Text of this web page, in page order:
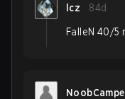
lcz 84d
FalleN 40/5